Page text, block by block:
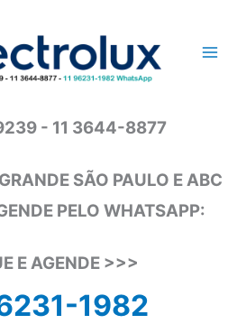
- 11 3644-8877
SÃO PAULO E ABC
PELO WHATSAPP:
E AGENDE >>>
1982